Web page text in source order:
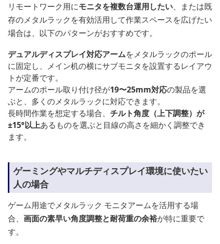
リモートワーク用にモニタを複数台運用したい、または既
存のメタルラックを有効活用して作業スペースを広げたい
場合は、以下のパターンがおすすめです。
デュアルディスプレイ対応アームをメタルラックのポール
に固定し、メイン机の横にサブモニタを設置するレイアウ
トが定番です。
アームのポール取り付け径が19〜25mm対応の製品を選
ぶと、多くのメタルラックに対応できます。
長時間作業を想定する場合、 チルト角度（上下調整）が
±15°以上あるものを選ぶと目線の高さを細かく調整でき
ます。
ゲーミングやマルチディスプレイ環境に使いたい
人の場合
ゲーム用途でメタルラック モニタアームを活用する場
合、 画面の素早い角度調整と耐荷重の余裕が特に重要で
す。